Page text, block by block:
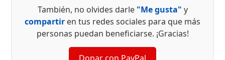
También, no olvides darle "Me gusta" y
compartir en tus redes sociales para que más
personas puedan beneficiarse. ¡Gracias!